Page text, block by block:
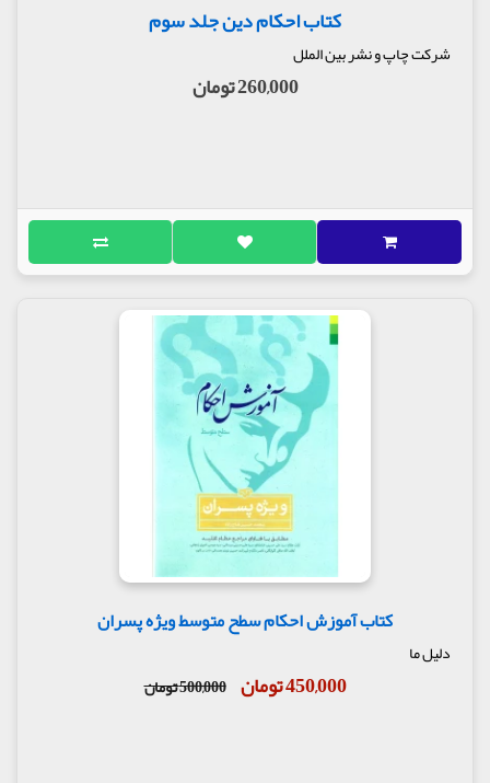
کتاب احکام دین جلد سوم
شرکت چاپ و نشر بین الملل
260,000 تومان
کتاب آموزش احکام سطح متوسط ویژه پسران
دلیل ما
450,000 تومان 500,000 تومان